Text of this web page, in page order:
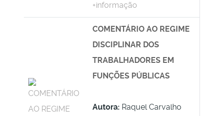
+informação
COMENTÁRIO AO REGIME
DISCIPLINAR DOS
TRABALHADORES EM
FUNÇÕES PÚBLICAS
Autora: Raquel Carvalho